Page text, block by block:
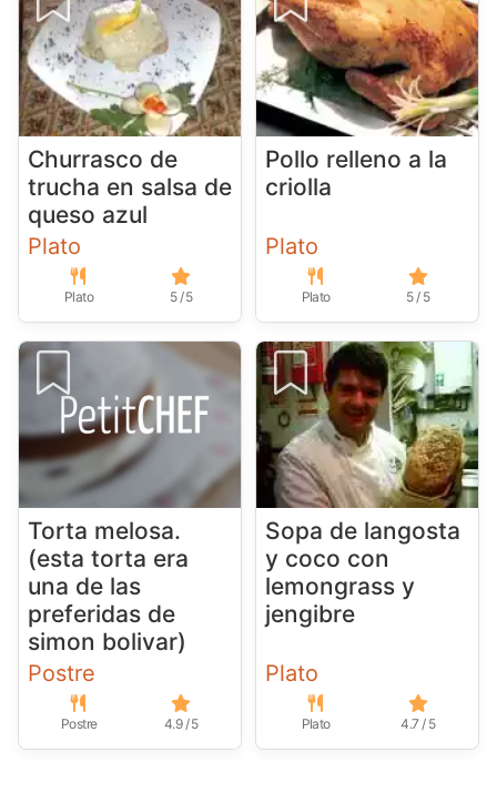
Churrasco de
trucha en salsa de
queso azul
Plato
Plato 5 / 5
Pollo relleno a la
criolla
Plato
Plato 5 / 5
Torta melosa.
(esta torta era
una de las
preferidas de
simon bolivar)
Postre
Postre 4.9 / 5
Sopa de langosta
y coco con
lemongrass y
jengibre
Plato
Plato 4.7 / 5